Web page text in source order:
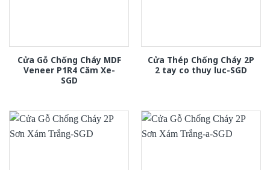
Cửa Gỗ Chống Cháy MDF
Veneer P1R4 Căm Xe-
SGD
Cửa Thép Chống Cháy 2P
2 tay co thuy luc-SGD